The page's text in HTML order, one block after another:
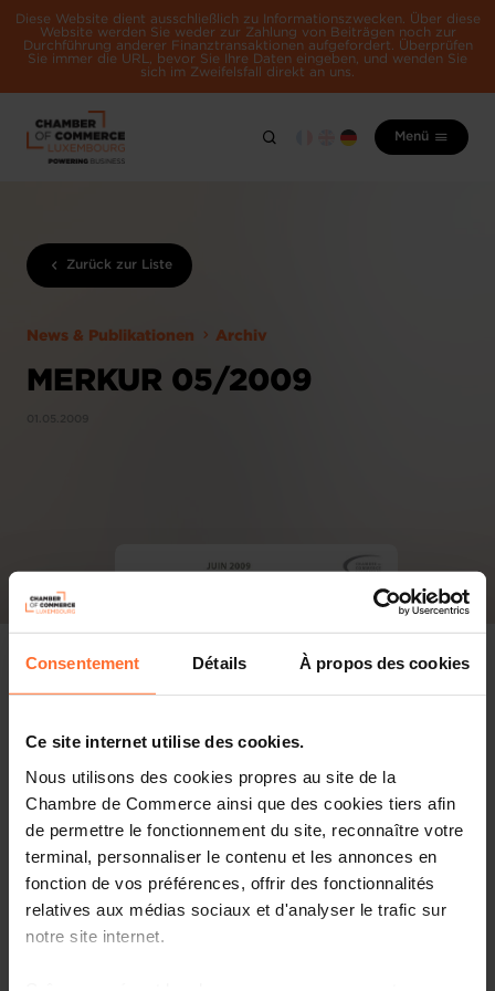
Consentement Détails À propos des cookies
Ce site internet utilise des cookies.
Nous utilisons des cookies propres au site de la
Chambre de Commerce ainsi que des cookies tiers afin
de permettre le fonctionnement du site, reconnaître votre
terminal, personnaliser le contenu et les annonces en
fonction de vos préférences, offrir des fonctionnalités
relatives aux médias sociaux et d'analyser le trafic sur
notre site internet.
Diese Website dient ausschließlich zu Informationszwecken. Über diese
Website werden Sie weder zur Zahlung von Beiträgen noch zur
Durchführung anderer Finanztransaktionen aufgefordert. Überprüfen
Sie immer die URL, bevor Sie Ihre Daten eingeben, und wenden Sie
sich im Zweifelsfall direkt an uns.
Menü
Zurück zur Liste
News & Publikationen Archiv
MERKUR 05/2009